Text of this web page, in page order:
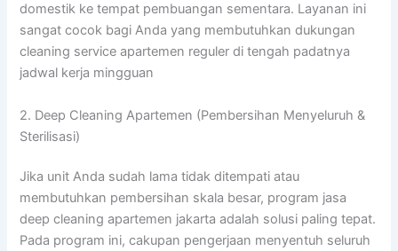
domestik ke tempat pembuangan sementara. Layanan ini
sangat cocok bagi Anda yang membutuhkan dukungan
cleaning service apartemen reguler di tengah padatnya
jadwal kerja mingguan
2. Deep Cleaning Apartemen (Pembersihan Menyeluruh &
Sterilisasi)
Jika unit Anda sudah lama tidak ditempati atau
membutuhkan pembersihan skala besar, program jasa
deep cleaning apartemen jakarta adalah solusi paling tepat.
Pada program ini, cakupan pengerjaan menyentuh seluruh